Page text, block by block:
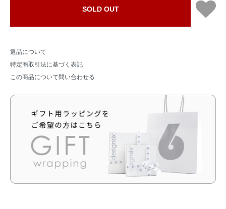
SOLD OUT
返品について
特定商取引法に基づく表記
この商品について問い合わせる